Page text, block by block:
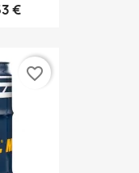
€
favorite_border